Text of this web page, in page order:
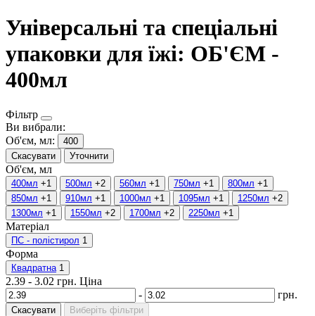
Універсальні та спеціальні
упаковки для їжі: ОБ'ЄМ -
400мл
Фільтр
Ви вибрали:
Об'єм, мл:
400
Скасувати
Уточнити
Об'єм, мл
400мл +1 500мл +2 560мл +1 750мл +1 800мл +1
850мл +1 910мл +1 1000мл +1 1095мл +1 1250мл +2
1300мл +1 1550мл +2 1700мл +2 2250мл +1
Матеріал
ПС - полістирол 1
Форма
Квадратна 1
2.39 - 3.02 грн. Ціна
-
грн.
Скасувати
Виберіть фільтри